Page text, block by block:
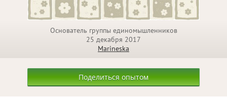
Основатель группы единомышленников
25 декабря 2017
Marineska
Поделиться опытом